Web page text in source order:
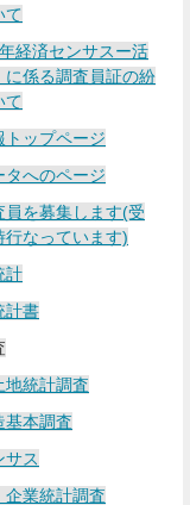
て
年経済センサスー活
に係る調査員証の紛
て
トップページ
タへのページ
員を募集します(受
行なっています)
計
計書
地統計調査
基本調査
サス
企業統計調査